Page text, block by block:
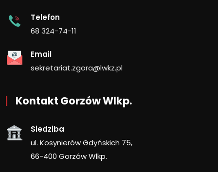
Telefon
68 324-74-11
Email
sekretariat.zgora@lwkz.pl
Kontakt Gorzów Wlkp.
Siedziba
ul. Kosynierów Gdyńskich 75,
66-400 Gorzów Wlkp.